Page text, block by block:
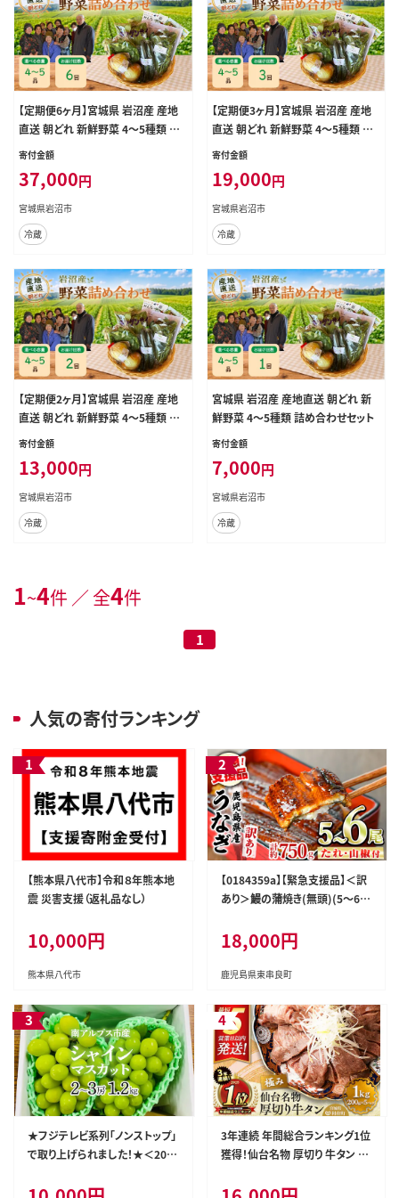
【定期便6ヶ月】宮城県 岩沼産 産地
直送 朝どれ 新鮮野菜 4～5種類 詰
め合わせセット
寄付金額
37,000円
宮城県岩沼市
冷蔵
【定期便3ヶ月】宮城県 岩沼産 産地
直送 朝どれ 新鮮野菜 4～5種類 詰
め合わせセット
寄付金額
19,000円
宮城県岩沼市
冷蔵
【定期便2ヶ月】宮城県 岩沼産 産地
直送 朝どれ 新鮮野菜 4～5種類 詰
め合わせセット
寄付金額
13,000円
宮城県岩沼市
冷蔵
宮城県 岩沼産 産地直送 朝どれ 新
鮮野菜 4～5種類 詰め合わせセット
寄付金額
7,000円
宮城県岩沼市
冷蔵
1~4件 ／ 全4件
1
人気の寄付ランキング
【熊本県八代市】令和８年熊本地
震 災害支援（返礼品なし）
10,000円
熊本県八代市
【0184359a】【緊急支援品】＜訳
あり＞鰻の蒲焼き(無頭)(5～6
なぎ ウナギ 鰻 国産 蒲焼 蒲焼き
たれ 鹿児島 ふるさと 人気 支援
【アクアおおすみ】
18,000円
鹿児島県東串良町
★フジテレビ系列「ノンストップ」
で取り上げられました！★＜202
市産シャインマスカット1.2kg以
3年連続 年間総合ランキング1位
獲得！仙台名物 厚切り 牛タン 塩
スライス 塩味 [牛タン タン塩 希